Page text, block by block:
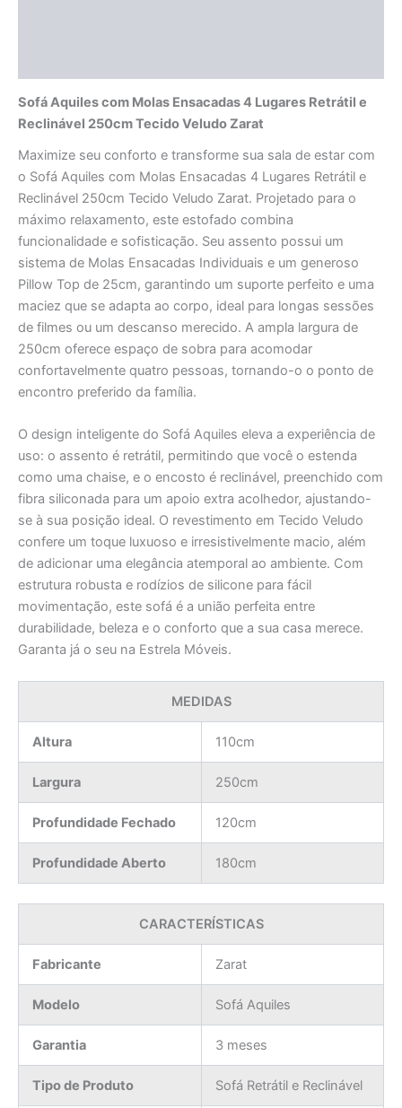
Sofá Aquiles com Molas Ensacadas 4 Lugares Retrátil e
Reclinável 250cm Tecido Veludo Zarat
Maximize seu conforto e transforme sua sala de estar com
o Sofá Aquiles com Molas Ensacadas 4 Lugares Retrátil e
Reclinável 250cm Tecido Veludo Zarat. Projetado para o
máximo relaxamento, este estofado combina
funcionalidade e sofisticação. Seu assento possui um
sistema de Molas Ensacadas Individuais e um generoso
Pillow Top de 25cm, garantindo um suporte perfeito e uma
maciez que se adapta ao corpo, ideal para longas sessões
de filmes ou um descanso merecido. A ampla largura de
250cm oferece espaço de sobra para acomodar
confortavelmente quatro pessoas, tornando-o o ponto de
encontro preferido da família.
O design inteligente do Sofá Aquiles eleva a experiência de
uso: o assento é retrátil, permitindo que você o estenda
como uma chaise, e o encosto é reclinável, preenchido com
fibra siliconada para um apoio extra acolhedor, ajustando-
se à sua posição ideal. O revestimento em Tecido Veludo
confere um toque luxuoso e irresistivelmente macio, além
de adicionar uma elegância atemporal ao ambiente. Com
estrutura robusta e rodízios de silicone para fácil
movimentação, este sofá é a união perfeita entre
durabilidade, beleza e o conforto que a sua casa merece.
Garanta já o seu na Estrela Móveis.
MEDIDAS
Altura 110cm
Largura 250cm
Profundidade Fechado 120cm
Profundidade Aberto 180cm
CARACTERÍSTICAS
Fabricante Zarat
Modelo Sofá Aquiles
Garantia 3 meses
Tipo de Produto Sofá Retrátil e Reclinável